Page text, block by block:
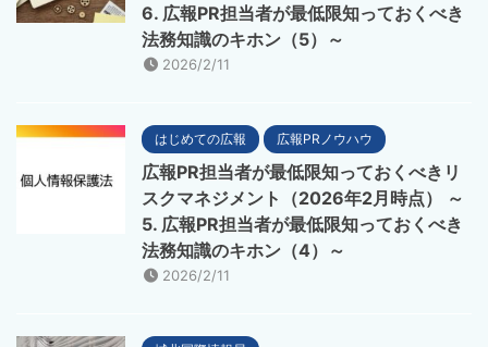
6. 広報PR担当者が最低限知っておくべき
法務知識のキホン（5）～
2026/2/11
はじめての広報 広報PRノウハウ
広報PR担当者が最低限知っておくべきリ
スクマネジメント（2026年2月時点） ～
5. 広報PR担当者が最低限知っておくべき
法務知識のキホン（4）～
2026/2/11